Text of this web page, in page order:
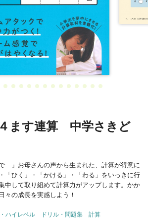
ます連算 中学さきど
…」お母さんの声から生まれた、計算が得意に
「ひく」・「かける」・「わる」をいっきに行
中して取り組めて計算力がアップします。かか
々の成長を実感しよう！
ハイレベル ドリル・問題集 計算